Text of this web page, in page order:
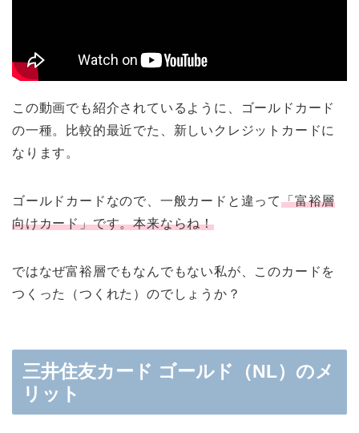
この動画でも紹介されているように、ゴールドカード
の一種。比較的最近でた、新しいクレジットカードに
なります。
ゴールドカードなので、一般カードと違って「富裕層
向けカード」です。本来ならね！
ではなぜ富裕層でもなんでもない私が、このカードを
つくった（つくれた）のでしょうか？
三井住友カード ゴールド（NL）のメ
リット